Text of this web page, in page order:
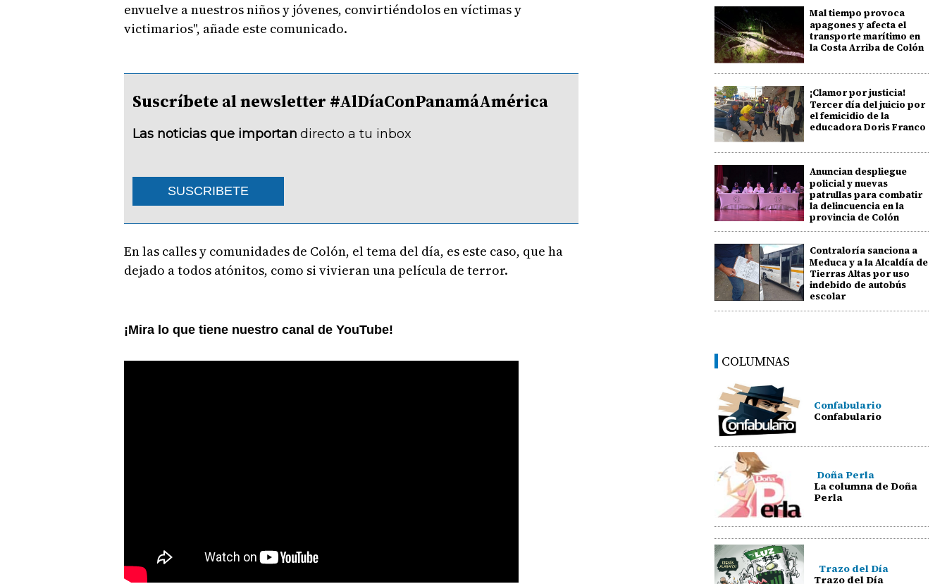
envuelve a nuestros niños y jóvenes, convirtiéndolos en víctimas y
victimarios", añade este comunicado.
Suscríbete al newsletter #AlDíaConPanamáAmérica
Las noticias que importan directo a tu inbox
SUSCRIBETE
En las calles y comunidades de Colón, el tema del día, es este caso, que ha
dejado a todos atónitos, como si vivieran una película de terror.
¡Mira lo que tiene nuestro canal de YouTube!
Mal tiempo provoca
apagones y afecta el
transporte marítimo en
la Costa Arriba de Colón
¡Clamor por justicia!
Tercer día del juicio por
el femicidio de la
educadora Doris Franco
Anuncian despliegue
policial y nuevas
patrullas para combatir
la delincuencia en la
provincia de Colón
Contraloría sanciona a
Meduca y a la Alcaldía de
Tierras Altas por uso
indebido de autobús
escolar
COLUMNAS
Confabulario
Confabulario
Doña Perla
La columna de Doña
Perla
Trazo del Día
Trazo del Día